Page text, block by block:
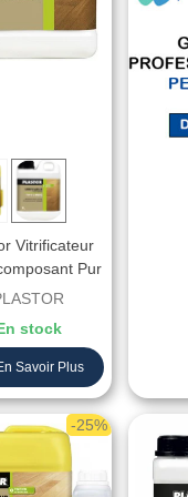
Vitrificateur
Pur
- Mono Mat -
stock
Savoir Plus
-25%